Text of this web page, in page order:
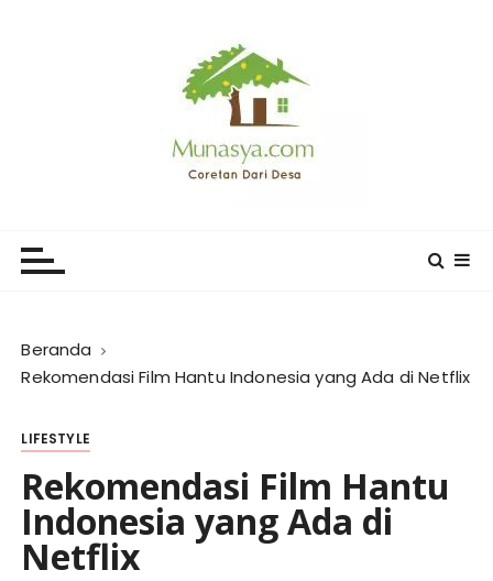
Beranda
Rekomendasi Film Hantu Indonesia yang Ada di Netflix
LIFESTYLE
Rekomendasi Film Hantu
Indonesia yang Ada di
Netflix